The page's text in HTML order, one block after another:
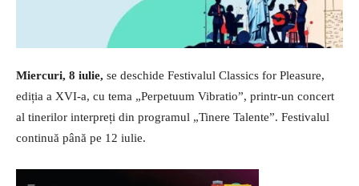
Miercuri, 8 iulie, se deschide Festivalul Classics for Pleasure,
ediția a XVI-a, cu tema „Perpetuum Vibratio”, printr-un concert
al tinerilor interpreți din programul „Tinere Talente”. Festivalul
continuă până pe 12 iulie.